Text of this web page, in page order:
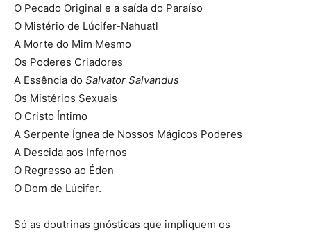
O Pecado Original e a saída do Paraíso
O Mistério de Lúcifer-Nahuatl
A Morte do Mim Mesmo
Os Poderes Criadores
A Essência do Salvator Salvandus
Os Mistérios Sexuais
O Cristo Íntimo
A Serpente Ígnea de Nossos Mágicos Poderes
A Descida aos Infernos
O Regresso ao Éden
O Dom de Lúcifer.
Só as doutrinas gnósticas que impliquem os